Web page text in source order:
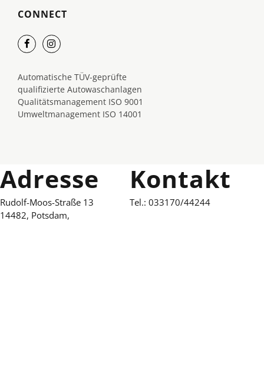
CONNECT
Automatische TÜV-geprüfte
qualifizierte Autowaschanlagen
Qualitätsmanagement ISO 9001
Umweltmanagement ISO 14001
Adresse
Rudolf-Moos-Straße 13
14482, Potsdam,
Kontakt
Tel.: 033170/44244